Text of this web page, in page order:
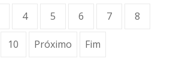
4 5 6 7 8
10 Próximo Fim